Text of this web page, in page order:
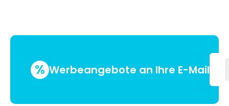
% Werbeangebote an Ihre E-Mail